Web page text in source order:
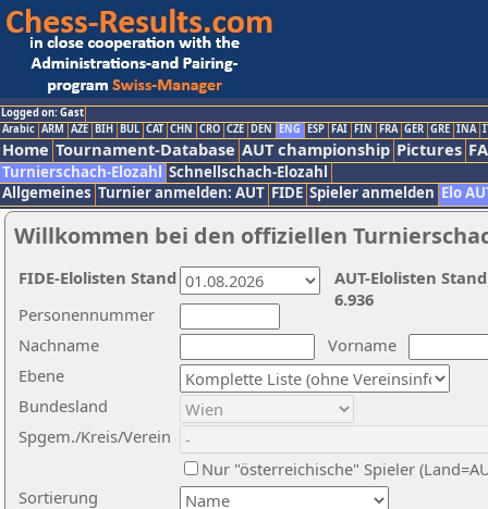
Logged on: Gast
Arabic ARM AZE BIH BUL CAT CHN CRO CZE DEN ENG ESP FAI FIN FRA GER GRE INA
Home Tournament-Database AUT championship Pictures
Turnierschach-Elozahl Schnellschach-Elozahl
Allgemeines Turnier anmelden: AUT FIDE Spieler anmelden Elo
Willkommen bei den offiziellen
Nachname
Vorname
Ebene
Sortierung
Personennummer
Bundesland
Spgem./Kreis/Verein
Nur "österreichische" Spieler
AUT-Elolisten
6.936
FIDE-Elolisten Stand